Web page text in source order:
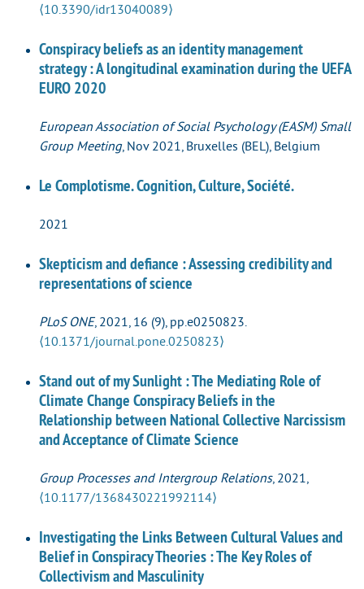
⟨10.3390/idr13040089⟩
Conspiracy beliefs as an identity management
strategy : A longitudinal examination during the UEFA
EURO 2020
European Association of Social Psychology (EASM) Small
Group Meeting, Nov 2021, Bruxelles (BEL), Belgium
Le Complotisme. Cognition, Culture, Société.
2021
Skepticism and defiance : Assessing credibility and
representations of science
PLoS ONE, 2021, 16 (9), pp.e0250823.
⟨10.1371/journal.pone.0250823⟩
Stand out of my Sunlight : The Mediating Role of
Climate Change Conspiracy Beliefs in the
Relationship between National Collective Narcissism
and Acceptance of Climate Science
Group Processes and Intergroup Relations, 2021,
⟨10.1177/1368430221992114⟩
Investigating the Links Between Cultural Values and
Belief in Conspiracy Theories : The Key Roles of
Collectivism and Masculinity